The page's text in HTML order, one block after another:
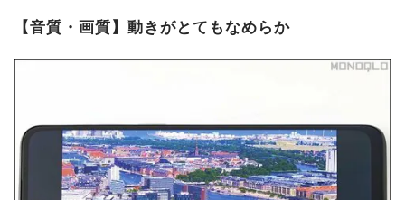
【音質・画質】動きがとてもなめらか